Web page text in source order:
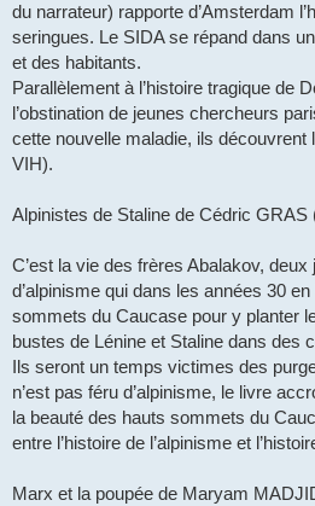
du narrateur) rapporte d’Amsterdam
seringues. Le SIDA se répand dans
et des habitants.
Parallèlement à l’histoire tragique de
l’obstination de jeunes chercheurs
cette nouvelle maladie, ils découvrent
VIH).
Alpinistes de Staline de Cédric GRAS
C’est la vie des frères Abalakov,
d’alpinisme qui dans les années 30
sommets du Caucase pour y planter
bustes de Lénine et Staline dans des
Ils seront un temps victimes des
n’est pas féru d’alpinisme, le livre
la beauté des hauts sommets du
entre l’histoire de l’alpinisme et
Marx et la poupée de Maryam